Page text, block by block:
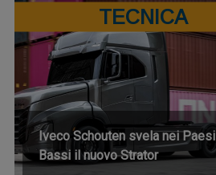
TECNICA
Iveco Schouten svela nei Paesi
Bassi il nuovo Strator